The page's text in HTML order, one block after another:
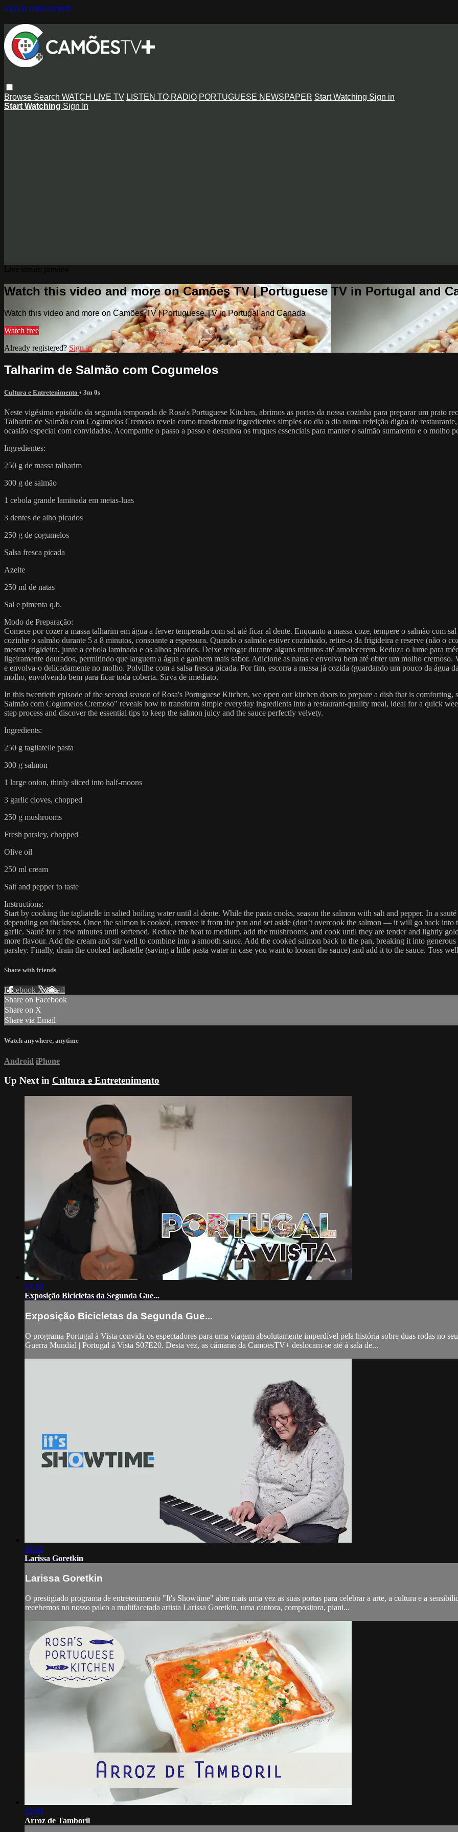
Skip to main content
Browse Search WATCH LIVE TV LISTEN TO RADIO PORTUGUESE NEWSPAPER Start Watching Sign in
Start Watching Sign In
Watch this video and more on Camões TV | Portuguese TV in Portugal and
Watch this video and more on Camões TV | Portuguese TV in Portugal and Canada
Watch free
Already registered?Sign in
Talharim de Salmão com Cogumelos
Cultura e Entretenimento • 3m 0s
Neste vigésimo episódio da segunda temporada de Rosa's Portuguese Kitchen, abrimos as portas da nossa cozinha para preparar um prato
Talharim de Salmão com Cogumelos Cremoso revela como transformar ingredientes simples do dia a dia numa refeição digna de
ocasião especial com convidados. Acompanhe o passo a passo e descubra os truques essenciais para manter o salmão sumarento e o molho
Ingredientes:
250 g de massa talharim
300 g de salmão
1 cebola grande laminada em meias-luas
3 dentes de alho picados
250 g de cogumelos
Salsa fresca picada
Azeite
250 ml de natas
Sal e pimenta q.b.
Modo de Preparação:
Comece por cozer a massa talharim em água a ferver temperada com sal até ficar al dente. Enquanto a massa coze, tempere o salmão com
cozinhe o salmão durante 5 a 8 minutos, consoante a espessura. Quando o salmão estiver cozinhado, retire-o da frigideira e reserve (não o
mesma frigideira, junte a cebola laminada e os alhos picados. Deixe refogar durante alguns minutos até amolecerem. Reduza o lume para
ligeiramente dourados, permitindo que larguem a água e ganhem mais sabor. Adicione as natas e envolva bem até obter um molho
e envolva-o delicadamente no molho. Polvilhe com a salsa fresca picada. Por fim, escorra a massa já cozida (guardando um pouco da água
molho, envolvendo bem para ficar toda coberta. Sirva de imediato.
In this twentieth episode of the second season of Rosa's Portuguese Kitchen, we open our kitchen doors to prepare a dish that is
Salmão com Cogumelos Cremoso" reveals how to transform simple everyday ingredients into a restaurant-quality meal, ideal for a quick
step process and discover the essential tips to keep the salmon juicy and the sauce perfectly velvety.
Ingredients:
250 g tagliatelle pasta
300 g salmon
1 large onion, thinly sliced into half-moons
3 garlic cloves, chopped
250 g mushrooms
Fresh parsley, chopped
Olive oil
250 ml cream
Salt and pepper to taste
Instructions:
Start by cooking the tagliatelle in salted boiling water until al dente. While the pasta cooks, season the salmon with salt and pepper. In a
depending on thickness. Once the salmon is cooked, remove it from the pan and set aside (don’t overcook the salmon — it will go back into
garlic. Sauté for a few minutes until softened. Reduce the heat to medium, add the mushrooms, and cook until they are tender and lightly
more flavour. Add the cream and stir well to combine into a smooth sauce. Add the cooked salmon back to the pan, breaking it into
parsley. Finally, drain the cooked tagliatelle (saving a little pasta water in case you want to loosen the sauce) and add it to the sauce. Toss
Share with friends
Facebook XEmail
Share on Facebook
Share on X
Share via Email
Watch anywhere, anytime
Android iPhone
Up Next in Cultura e Entretenimento
14:18
Exposição Bicicletas da Segunda Gue...
Exposição Bicicletas da Segunda Gue...
O programa Portugal à Vista convida os espectadores para uma viagem absolutamente imperdível pela história sobre duas rodas no
Guerra Mundial | Portugal à Vista S07E20. Desta vez, as câmaras da CamoesTV+ deslocam-se até à sala de...
28:32
Larissa Goretkin
Larissa Goretkin
O prestigiado programa de entretenimento "It's Showtime" abre mais uma vez as suas portas para celebrar a arte, a cultura e a
recebemos no nosso palco a multifacetada artista Larissa Goretkin, uma cantora, compositora, piani...
03:06
Arroz de Tamboril